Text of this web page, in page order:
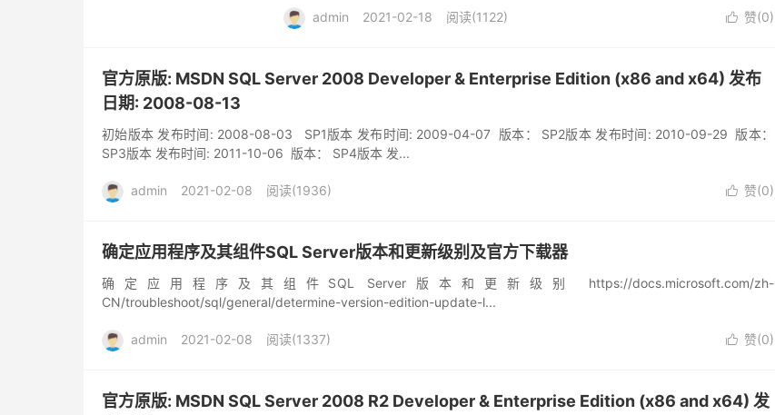
 赞(0)
admin 2021-02-18 阅读(1122)
官方原版: MSDN SQL Server 2008 Developer & Enterprise Edition (x86 and x64) 发布
日期: 2008-08-13
初始版本 发布时间: 2008-08-03 SP1版本 发布时间: 2009-04-07 版本： SP2版本 发布时间: 2010-09-29 版本：
SP3版本 发布时间: 2011-10-06 版本： SP4版本 发...
 赞(0)
admin 2021-02-08 阅读(1936)
确定应用程序及其组件SQL Server版本和更新级别及官方下载器
确定应用程序及其组件SQL Server版本和更新级别 https://docs.microsoft.com/zh-
CN/troubleshoot/sql/general/determine-version-edition-update-l...
 赞(0)
admin 2021-02-08 阅读(1337)
官方原版: MSDN SQL Server 2008 R2 Developer & Enterprise Edition (x86 and x64) 发